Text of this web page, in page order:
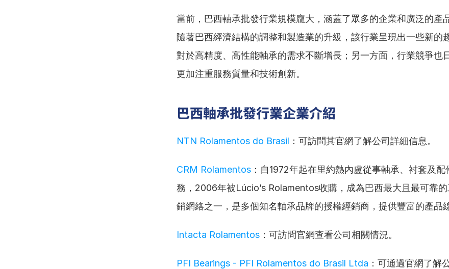
當前，巴西軸承批發行業規模龐大，涵蓋了眾多的企業和廣泛的產
隨著巴西經濟結構的調整和製造業的升級，該行業呈現出一些新的
對於高精度、高性能軸承的需求不斷增長；另一方面，行業競爭也
更加注重服務質量和技術創新。
巴西軸承批發行業企業介紹
NTN Rolamentos do Brasil ：可訪問其官網了解公司詳細信息。
CRM Rolamentos ：自1972年起在里約熱內盧從事軸承、衬套及配
務，2006年被Lúcio’s Rolamentos收購，成為巴西最大且最可靠
銷網絡之一，是多個知名軸承品牌的授權經銷商，提供豐富的產品
Intacta Rolamentos ：可訪問官網查看公司相關情況。
PFI Bearings - PFI Rolamentos do Brasil Ltda ：可通過官網了解